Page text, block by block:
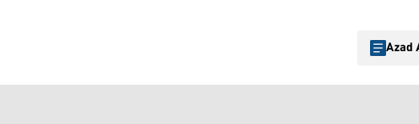
Azad